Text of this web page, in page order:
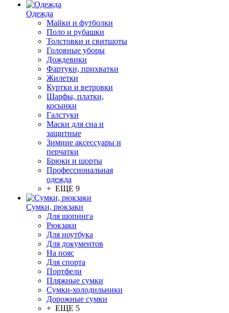
Одежда
Майки и футболки
Поло и рубашки
Толстовки и свитшоты
Головные уборы
Дождевики
Фартуки, прихватки
Жилетки
Куртки и ветровки
Шарфы, платки,
косынки
Галстуки
Маски для сна и
защитные
Зимние аксессуары и
перчатки
Брюки и шорты
Профессиональная
одежда
+ ЕЩЕ 9
Сумки, рюкзаки
Для шопинга
Рюкзаки
Для ноутбука
Для документов
На пояс
Для спорта
Портфели
Пляжные сумки
Сумки-холодильники
Дорожные сумки
+ ЕЩЕ 5